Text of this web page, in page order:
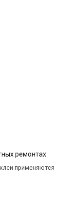
ремонтах
применяются